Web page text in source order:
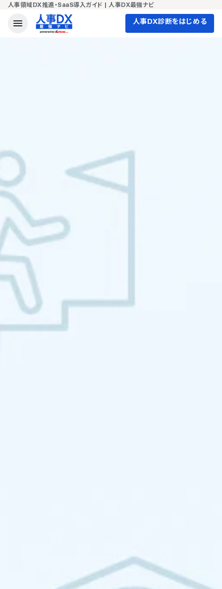
人事領域DX推進・SaaS導入ガイド | 人事DX最強ナビ
人事DX診断をはじめる